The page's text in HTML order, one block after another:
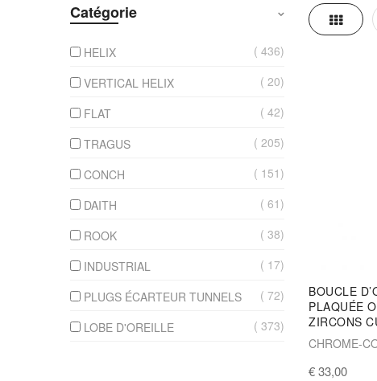
Grille
BOUCLE
PLAQUÉE
ZIRCONS
CHROME-
€ 33,00
Catégorie
HELIX
436
VERTICAL HELIX
20
FLAT
42
TRAGUS
205
CONCH
151
DAITH
61
ROOK
38
INDUSTRIAL
17
PLUGS ÉCARTEUR TUNNELS
72
LOBE D'OREILLE
373